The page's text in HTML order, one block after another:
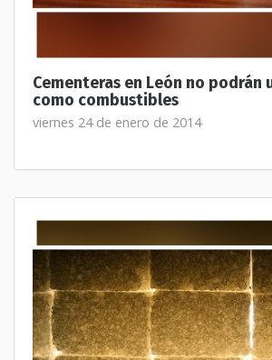
Cementeras en León no podrán
como combustibles
viernes 24 de enero de 2014